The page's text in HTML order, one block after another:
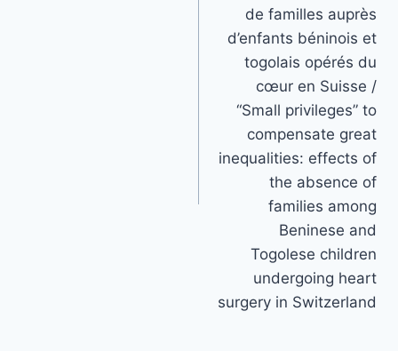
de familles auprès
d’enfants béninois et
togolais opérés du
cœur en Suisse /
“Small privileges” to
compensate great
inequalities: effects of
the absence of
families among
Beninese and
Togolese children
undergoing heart
surgery in Switzerland